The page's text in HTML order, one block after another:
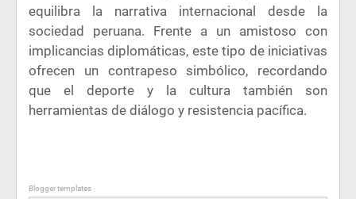
equilibra la narrativa internacional desde la
sociedad peruana. Frente a un amistoso con
implicancias diplomáticas, este tipo de iniciativas
ofrecen un contrapeso simbólico, recordando
que el deporte y la cultura también son
herramientas de diálogo y resistencia pacífica.
Blogger templates